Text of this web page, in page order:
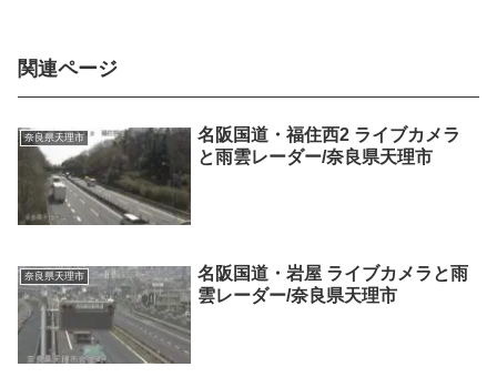
関連ページ
奈良県天理市
名阪国道・福住西2 ライブカメラ
と雨雲レーダー/奈良県天理市
奈良県天理市
名阪国道・岩屋 ライブカメラと雨
雲レーダー/奈良県天理市